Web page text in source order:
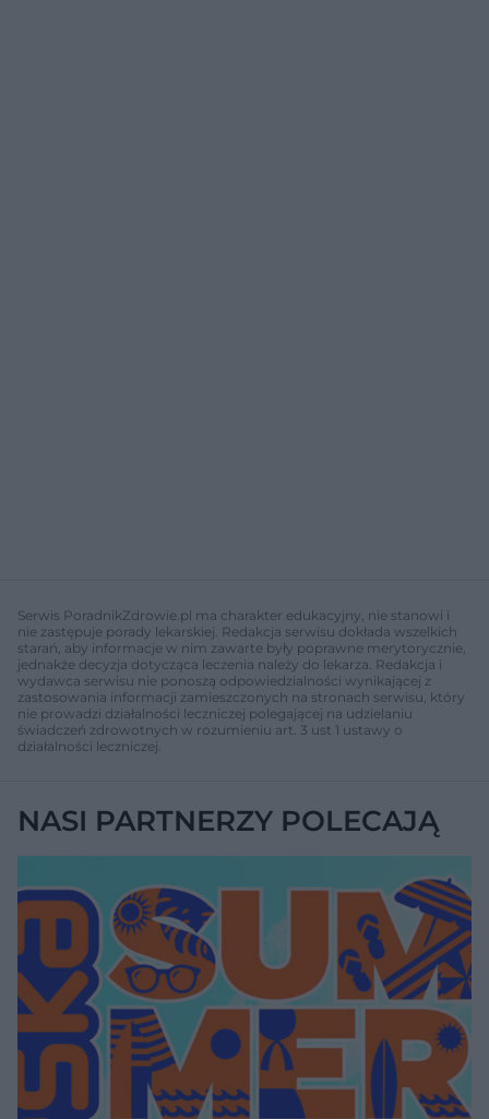
Serwis PoradnikZdrowie.pl ma charakter edukacyjny, nie stanowi i
nie zastępuje porady lekarskiej. Redakcja serwisu dokłada wszelkich
starań, aby informacje w nim zawarte były poprawne merytorycznie,
jednakże decyzja dotycząca leczenia należy do lekarza. Redakcja i
wydawca serwisu nie ponoszą odpowiedzialności wynikającej z
zastosowania informacji zamieszczonych na stronach serwisu, który
nie prowadzi działalności leczniczej polegającej na udzielaniu
świadczeń zdrowotnych w rozumieniu art. 3 ust 1 ustawy o
działalności leczniczej.
NASI PARTNERZY POLECAJĄ